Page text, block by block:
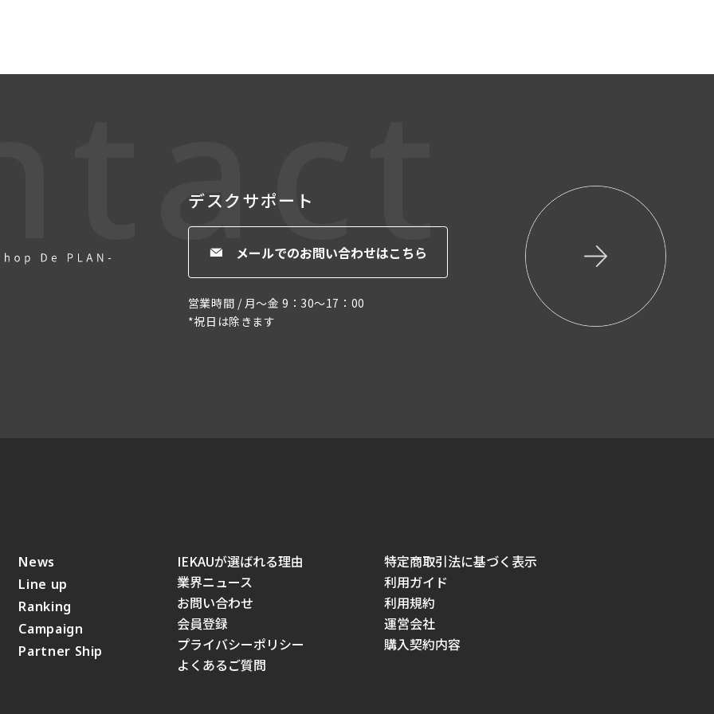
デスクサポート
メールでのお問い合わせはこちら
営業時間 / 月〜金 9：30〜17：00
*祝日は除きます
News
Line up
Ranking
Campaign
Partner Ship
IEKAUが選ばれる理由
業界ニュース
お問い合わせ
会員登録
プライバシーポリシー
よくあるご質問
特定商取引法に基づく表示
利用ガイド
利用規約
運営会社
購入契約内容